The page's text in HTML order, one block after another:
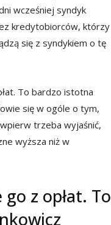
wcześniej syndyk
kredytobiorców, którzy
się z syndykiem o tę
To bardzo istotna
się w ogóle o tym,
trzeba wyjaśnić,
wyższa niż w
z opłat. To